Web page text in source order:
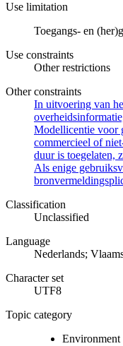
Use limitation
Toegangs- en
Use constraints
Other restrictions
Other constraints
In uitvoering van
Modellicentie voor
commercieel of
duur is toegelaten,
Als enige
Classification
Unclassified
Language
Nederlands;
Character set
UTF8
Topic category
Environment